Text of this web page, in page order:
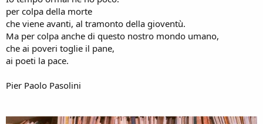
per colpa della morte
che viene avanti, al tramonto della gioventù.
Ma per colpa anche di questo nostro mondo umano,
che ai poveri toglie il pane,
ai poeti la pace.
Pier Paolo Pasolini